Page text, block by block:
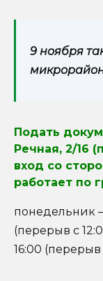
9 ноября
Подать
Речная, 2/16
вход со
работает по
понедельник
(перерыв с
16:00 (перерыв